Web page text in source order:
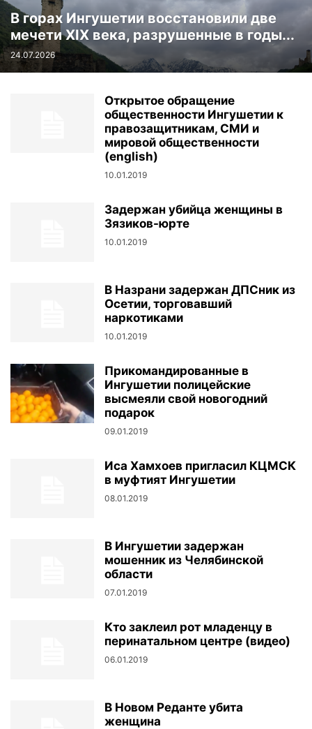
В горах Ингушетии восстановили две
мечети XIX века, разрушенные в годы...
24.07.2026
Открытое обращение
общественности Ингушетии к
правозащитникам, СМИ и
мировой общественности
(english)
10.01.2019
Задержан убийца женщины в
Зязиков-юрте
10.01.2019
В Назрани задержан ДПСник из
Осетии, торговавший
наркотиками
10.01.2019
Прикомандированные в
Ингушетии полицейские
высмеяли свой новогодний
подарок
09.01.2019
Иса Хамхоев пригласил КЦМСК
в муфтият Ингушетии
08.01.2019
В Ингушетии задержан
мошенник из Челябинской
области
07.01.2019
Кто заклеил рот младенцу в
перинатальном центре (видео)
06.01.2019
В Новом Реданте убита
женщина